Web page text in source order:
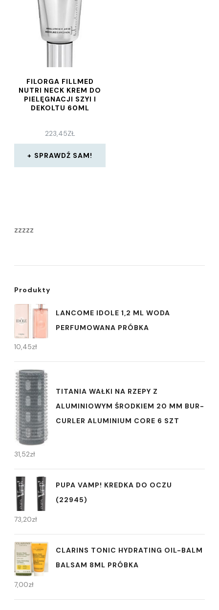
FILORGA FILLMED
NUTRI NECK KREM DO
PIELĘGNACJI SZYI I
DEKOLTU 60ML
223,45ZŁ
SPRAWDŹ SAM!
zzzzz
Produkty
LANCOME IDOLE 1,2 ML WODA
PERFUMOWANA PRÓBKA
10,45zł
TITANIA WAŁKI NA RZEPY Z
ALUMINIOWYM ŚRODKIEM 20 MM BUR-
CURLER ALUMINIUM CORE 6 SZT
31,52zł
PUPA VAMP! KREDKA DO OCZU
(22945)
73,20zł
CLARINS TONIC HYDRATING OIL-BALM
BALSAM 8ML PRÓBKA
7,00zł